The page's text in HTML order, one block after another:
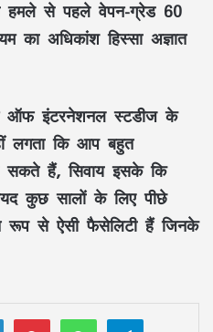
हमले से पहले वेपन-ग्रेड 60
का अधिकांश हिस्सा अज्ञात
ऑफ इंटरनेशनल स्टडीज के
लगता कि आप बहुत
हैं, सिवाय इसके कि
कुछ सालों के लिए पीछे
से ऐसी फैसेलिटी हैं जिनके
LinkedInPinterestWhatsAppTelegram